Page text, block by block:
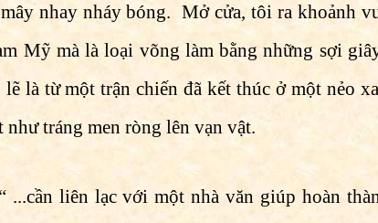
nhay nháy bóng. Mở cửa, tôi ra khoảnh
Mỹ mà là loại võng làm bằng những sợi
là từ một trận chiến đã kết thúc ở một nẻo
tráng men ròng lên vạn vật.
...cần liên lạc với một nhà văn giúp hoàn